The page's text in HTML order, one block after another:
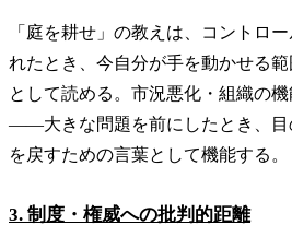
「庭を耕せ」の教えは、コントロ
れたとき、今自分が手を動かせる
として読める。市況悪化・組織の
——大きな問題を前にしたとき、目
を戻すための言葉として機能する。
3. 制度・権威への批判的距離